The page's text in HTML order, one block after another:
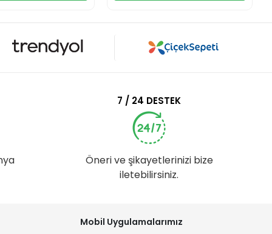
7 / 24 DESTEK
Öneri ve şikayetlerinizi bize
iletebilirsiniz.
Mobil Uygulamalarımız